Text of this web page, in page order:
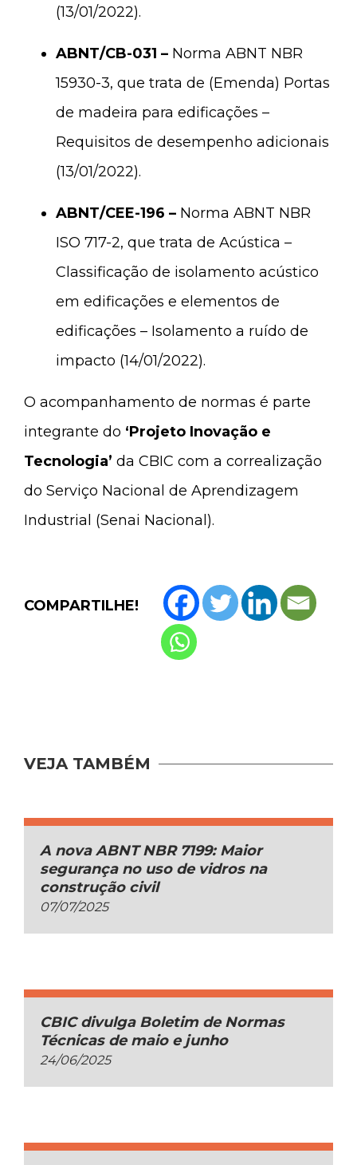
(13/01/2022).
ABNT/CB-031 – Norma ABNT NBR
15930-3, que trata de (Emenda) Portas
de madeira para edificações –
Requisitos de desempenho adicionais
(13/01/2022).
ABNT/CEE-196 – Norma ABNT NBR
ISO 717-2, que trata de Acústica –
Classificação de isolamento acústico
em edificações e elementos de
edificações – Isolamento a ruído de
impacto (14/01/2022).
O acompanhamento de normas é parte
integrante do ‘Projeto Inovação e
Tecnologia’ da CBIC com a correalização
do Serviço Nacional de Aprendizagem
Industrial (Senai Nacional).
COMPARTILHE!
VEJA TAMBÉM
A nova ABNT NBR 7199: Maior
segurança no uso de vidros na
construção civil
07/07/2025
CBIC divulga Boletim de Normas
Técnicas de maio e junho
24/06/2025